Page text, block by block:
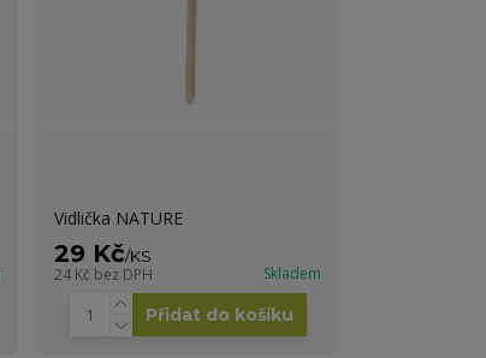
Vidlička NATURE
29 Kč/KS
24 Kč bez DPH Skladem
Přidat do košíku